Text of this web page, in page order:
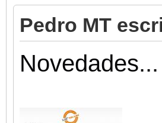
Pedro MT
Novedades...